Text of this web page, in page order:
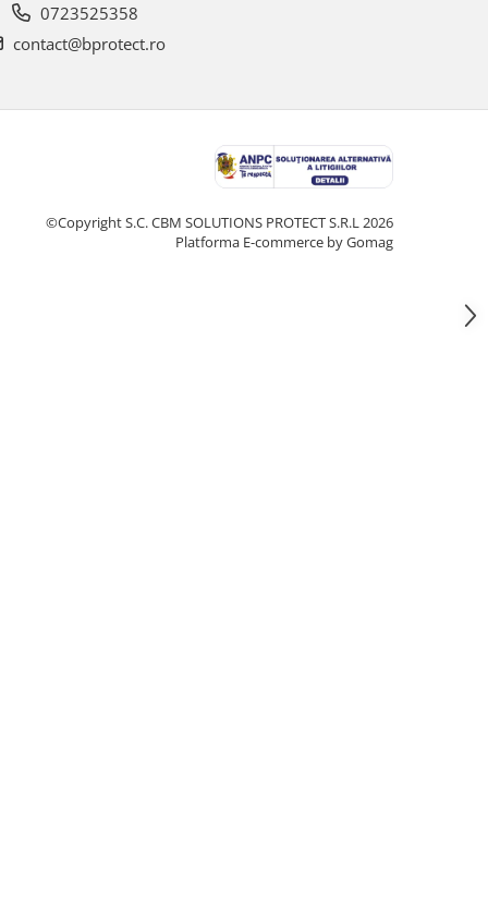
0723525358
contact@bprotect.ro
©Copyright S.C. CBM SOLUTIONS PROTECT S.R.L 2026
Platforma E-commerce by Gomag